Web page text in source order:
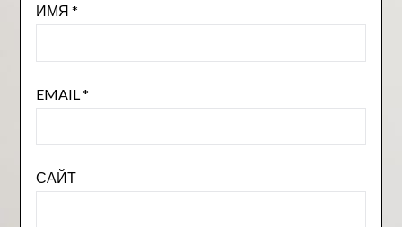
ИМЯ *
EMAIL *
САЙТ